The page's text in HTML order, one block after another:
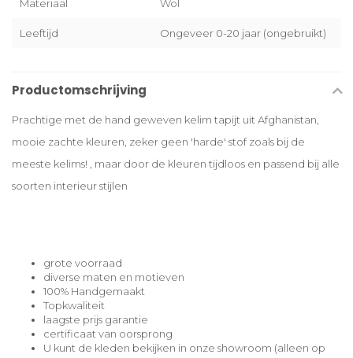
Materiaal Wol
Leeftijd Ongeveer 0-20 jaar (ongebruikt)
Productomschrijving
Prachtige met de hand geweven kelim tapijt uit Afghanistan,
mooie zachte kleuren, zeker geen 'harde' stof zoals bij de
meeste kelims! , maar door de kleuren tijdloos en passend bij alle
soorten interieur stijlen
grote voorraad
diverse maten en motieven
100% Handgemaakt
Topkwaliteit
laagste prijs garantie
certificaat van oorsprong
U kunt de kleden bekijken in onze showroom (alleen op